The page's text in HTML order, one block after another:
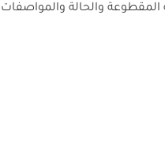
المقطوعة والحالة